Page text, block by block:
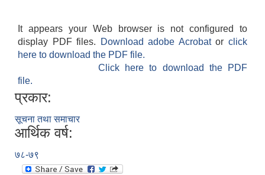
It appears your Web browser is not configured to
display PDF files.
Download adobe Acrobatorclick
here to download the PDF file.
Click here to download the PDF
file.
प्रकार:
सूचना तथा समाचार
आर्थिक वर्ष:
७८-७९